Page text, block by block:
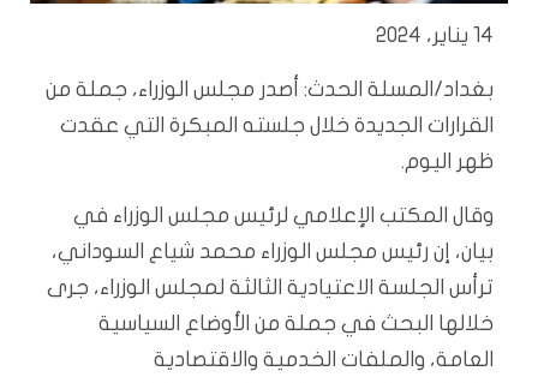
14 يناير، 2024
بغداد/المسلة الحدث: أصدر مجلس الوزراء، جملة من
القرارات الجديدة خلال جلسته المبكرة التي عقدت
ظهر اليوم.
وقال المكتب الإعلامي لرئيس مجلس الوزراء في
بيان، إن رئيس مجلس الوزراء محمد شياع السوداني،
ترأس الجلسة الاعتيادية الثالثة لمجلس الوزراء، جرى
خلالها البحث في جملة من الأوضاع السياسية
العامة، والملفات الخدمية والاقتصادية